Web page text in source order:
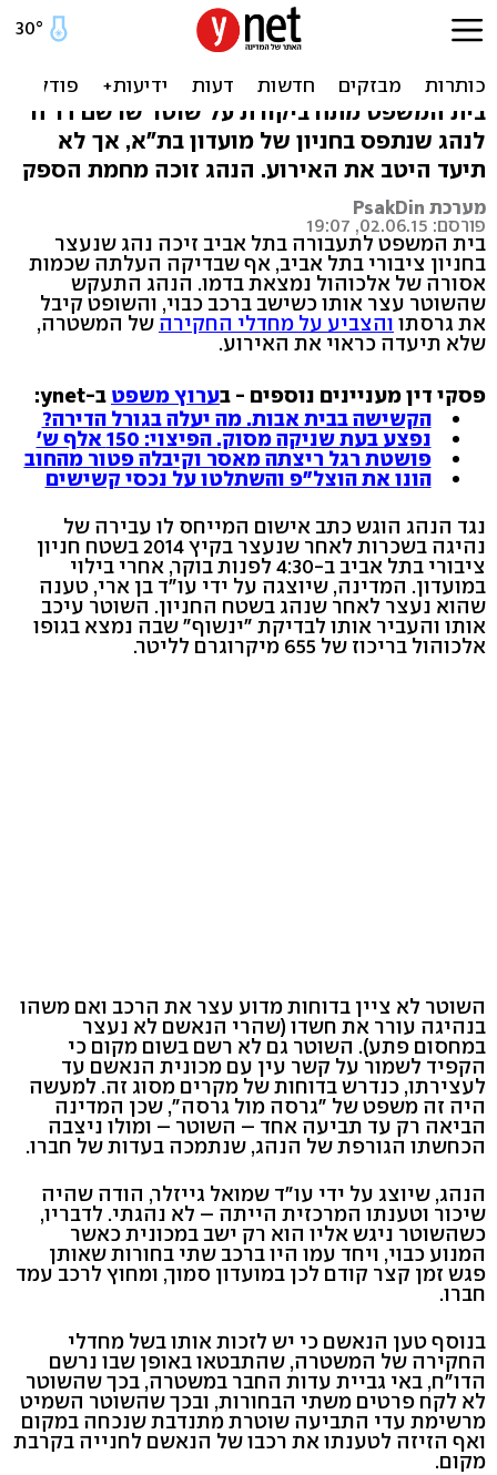
זוכה מנהיגה בשכרות: "כלל
לא ראו אותי נוהג"
בית המשפט מתח ביקורת על שוטר שרשם דו"ח
לנהג שנתפס בחניון של מועדון בת"א, אך לא
תיעד היטב את האירוע. הנהג זוכה מחמת הספק
מערכת PsakDin
פורסם: 02.06.15, 19:07
בית המשפט לתעבורה בתל אביב זיכה נהג שנעצר
בחניון ציבורי בתל אביב, אף שבדיקה העלתה שכמות
אסורה של אלכוהול נמצאת בדמו. הנהג התעקש
שהשוטר עצר אותו כשישב ברכב כבוי, והשופט קיבל
את גרסתו והצביע על מחדלי החקירה של המשטרה,
שלא תיעדה כראוי את האירוע.
פסקי דין מעניינים נוספים - בערוץ משפט ב-ynet:
הקשישה בבית אבות. מה יעלה בגורל הדירה?
נפצע בעת שניקה מסוק. הפיצוי: 150 אלף ש'
פושטת רגל ריצתה מאסר וקיבלה פטור מהחוב
הונו את הוצל"פ והשתלטו על נכסי קשישים
נגד הנהג הוגש כתב אישום המייחס לו עבירה של
נהיגה בשכרות לאחר שנעצר בקיץ 2014 בשטח חניון
ציבורי בתל אביב ב-4:30 לפנות בוקר, אחרי בילוי
במועדון. המדינה, שיוצגה על ידי עו"ד בן ארי, טענה
שהוא נעצר לאחר שנהג בשטח החניון. השוטר עיכב
אותו והעביר אותו לבדיקת "ינשוף" שבה נמצא בגופו
אלכוהול בריכוז של 655 מיקרוגרם לליטר.
השוטר לא ציין בדוחות מדוע עצר את הרכב ואם משהו
בנהיגה עורר את חשדו (שהרי הנאשם לא נעצר
במחסום פתע). השוטר גם לא רשם בשום מקום כי
הקפיד לשמור על קשר עין עם מכונית הנאשם עד
לעצירתו, כנדרש בדוחות של מקרים מסוג זה. למעשה
היה זה משפט של "גרסה מול גרסה", שכן המדינה
הביאה רק עד תביעה אחד – השוטר – ומולו ניצבה
הכחשתו הגורפת של הנהג, שנתמכה בעדות של חברו.
הנהג, שיוצג על ידי עו"ד שמואל גייזלר, הודה שהיה
שיכור וטענתו המרכזית הייתה – לא נהגתי. לדבריו,
כשהשוטר ניגש אליו הוא רק ישב במכונית כאשר
המנוע כבוי, ויחד עמו היו ברכב שתי בחורות שאותן
פגש זמן קצר קודם לכן במועדון סמוך, ומחוץ לרכב עמד
חברו.
בנוסף טען הנאשם כי יש לזכות אותו בשל מחדלי
החקירה של המשטרה, שהתבטאו באופן שבו נרשם
הדו"ח, באי גביית עדות החבר במשטרה, בכך שהשוטר
לא לקח פרטים משתי הבחורות, ובכך שהשוטר השמיט
מרשימת עדי התביעה שוטרת מתנדבת שנכחה במקום
ואף הזיזה לטענתו את רכבו של הנאשם לחנייה בקרבת
מקום.